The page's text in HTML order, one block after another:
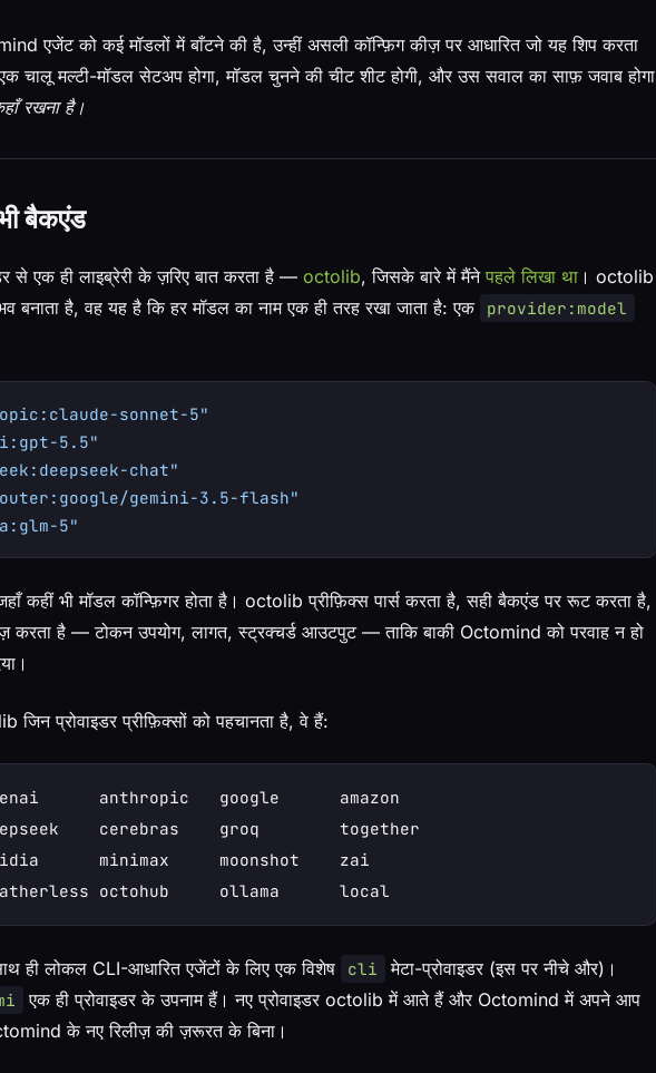
एजेंट को कई मॉडलों में बाँटने की है, उन्हीं असली कॉन्फ़िग कीज़ पर आधारित जो यह शिप करता
मल्टी-मॉडल सेटअप होगा, मॉडल चुनने की चीट शीट होगी, और उस सवाल का साफ़ जवाब होगा
रखना है।
बैकएंड
से एक ही लाइब्रेरी के ज़रिए बात करता है — octolib, जिसके बारे में मैंने पहले लिखा था । octolib
बनाता है, वह यह है कि हर मॉडल का नाम एक ही तरह रखा जाता है: एक provider:model
sonnet-5"
5.5"
chat"
gemini-3.5-flash"
5"
कहीं भी मॉडल कॉन्फ़िगर होता है। octolib प्रीफ़िक्स पार्स करता है, सही बैकएंड पर रूट करता है,
करता है — टोकन उपयोग, लागत, स्ट्रक्चर्ड आउटपुट — ताकि बाकी Octomind को परवाह न हो
जिन प्रोवाइडर प्रीफ़िक्सों को पहचानता है, वे हैं:
anthropic   google      amazon
cerebras    groq        together
minimax     moonshot    zai
ही लोकल CLI-आधारित एजेंटों के लिए एक विशेष cli मेटा-प्रोवाइडर (इस पर नीचे और)।
एक ही प्रोवाइडर के उपनाम हैं। नए प्रोवाइडर octolib में आते हैं और Octomind में अपने आप
के नए रिलीज़ की ज़रूरत के बिना।